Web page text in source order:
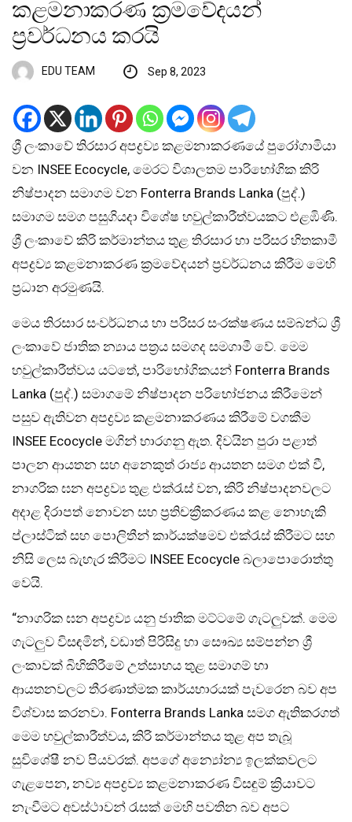
කළමනාකරණ ක්‍රමවේදයන්
ප්‍රවර්ධනය කරයි
EDU TEAM Sep 8, 2023
ශ්‍රී ලංකාවේ තිරසාර අපද්‍රව්‍ය කළමනාකරණයේ පුරෝගාමියා
වන INSEE Ecocycle, මෙරට විශාලතම පාරිභෝගික කිරි
නිෂ්පාදන සමාගම වන Fonterra Brands Lanka (පුද්.)
සමාගම සමග පසුගියදා විශේෂ හවුල්කාරීත්වයකට එළඹිණි.
ශ්‍රී ලංකාවේ කිරි කර්මාන්තය තුළ තිරසාර හා පරිසර හිතකාමී
අපද්‍රව්‍ය කළමනාකරණ ක්‍රමවේදයන් ප්‍රවර්ධනය කිරීම මෙහි
ප්‍රධාන අරමුණයි.
මෙය තිරසාර සංවර්ධනය හා පරිසර සංරක්ෂණය සම්බන්ධ ශ්‍රී
ලංකාවේ ජාතික න්‍යාය පත්‍රය සමගද සමගාමී වේ. මෙම
හවුල්කාරීත්වය යටතේ, පාරිභෝගිකයන් Fonterra Brands
Lanka (පුද්.) සමාගමේ නිෂ්පාදන පරිභෝජනය කිරීමෙන්
පසුව ඇතිවන අපද්‍රව්‍ය කළමනාකරණය කිරීමේ වගකීම
INSEE Ecocycle මගින් භාරගනු ඇත. දිවයින පුරා පළාත්
පාලන ආයතන සහ අනෙකුත් රාජ්‍ය ආයතන සමග එක් වී,
නාගරික ඝන අපද්‍රව්‍ය තුළ එක්රැස් වන, කිරි නිෂ්පාදනවලට
අදාළ දිරාපත් නොවන සහ ප්‍රතිචක්‍රීකරණය කළ නොහැකි
ප්ලාස්ටික් සහ පොලිතීන් කාර්යක්ෂමව එක්රැස් කිරීමට සහ
නිසි ලෙස බැහැර කිරීමට INSEE Ecocycle බලාපොරොත්තු
වෙයි.
“නාගරික ඝන අපද්‍රව්‍ය යනු ජාතික මට්ටමේ ගැටලුවක්. මෙම
ගැටලුව විසඳමින්, වඩාත් පිරිසිදු හා සෞඛ්‍ය සම්පන්න ශ්‍රී
ලංකාවක් බිහිකිරීමේ උත්සාහය තුළ සමාගම් හා
ආයතනවලට තීරණාත්මක කාර්යභාරයක් පැවරෙන බව අප
විශ්වාස කරනවා. Fonterra Brands Lanka සමග ඇතිකරගත්
මෙම හවුල්කාරීත්වය, කිරි කර්මාන්තය තුළ අප තැබූ
සුවිශේෂී නව පියවරක්. අපගේ අන්‍යෝන්‍ය ඉලක්කවලට
ගැළපෙන, නව්‍ය අපද්‍රව්‍ය කළමනාකරණ විසඳුම් ක්‍රියාවට
නැංවීමට අවස්ථාවන් රැසක් මෙහි පවතින බව අපට